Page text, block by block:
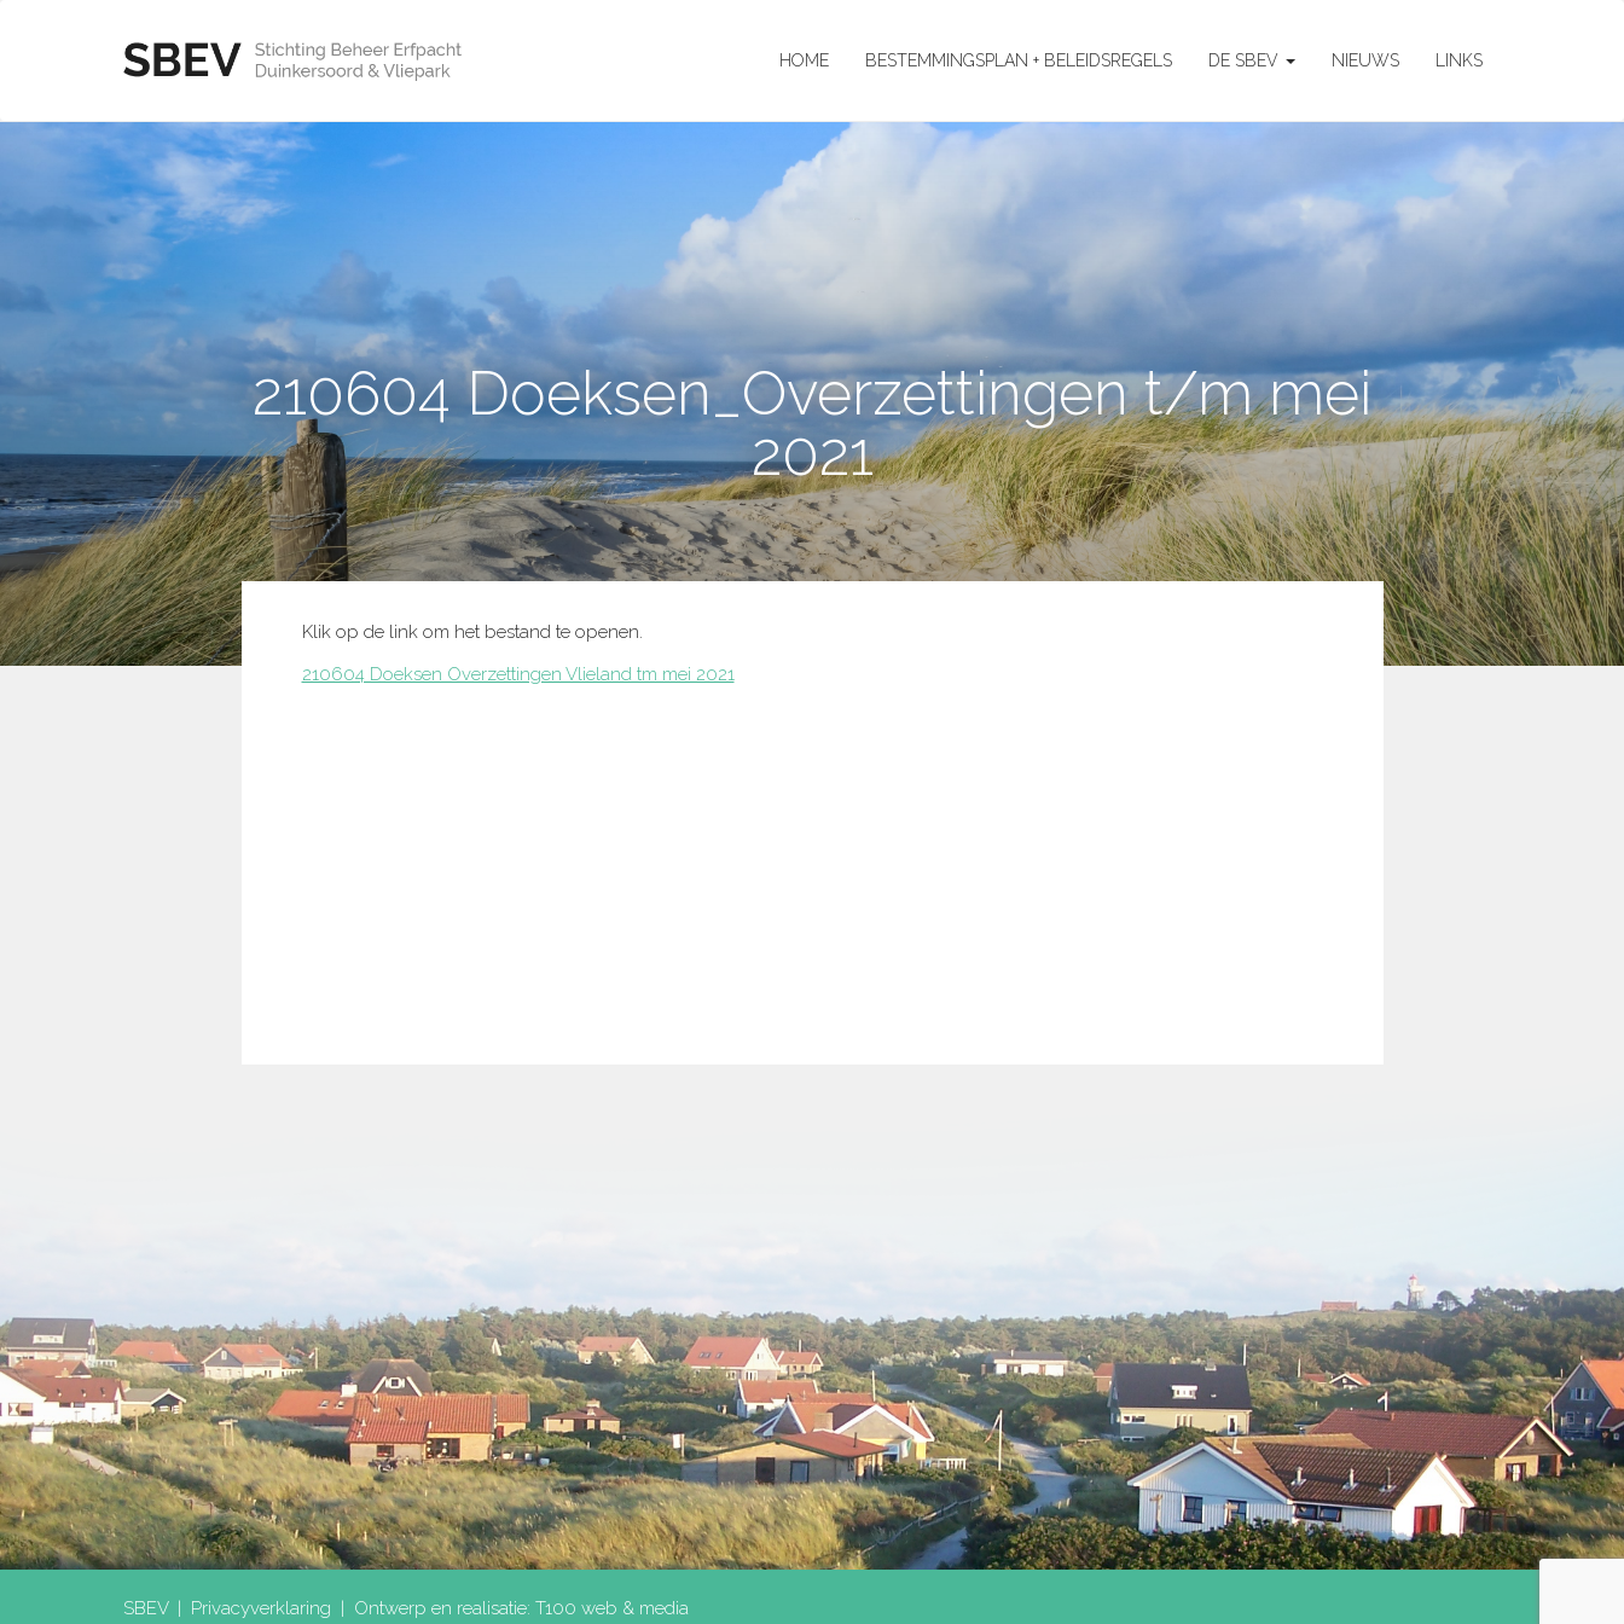
HOME BESTEMMINGSPLAN + BELEIDSREGELS DE SBEV NIEUWS LINKS
210604 Doeksen_Overzettingen t/m mei
2021
Klik op de link om het bestand te openen.
210604 Doeksen Overzettingen Vlieland tm mei 2021
SBEV | Privacyverklaring | Ontwerp en realisatie: T100 web & media